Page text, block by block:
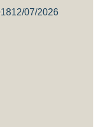
12/07/2026